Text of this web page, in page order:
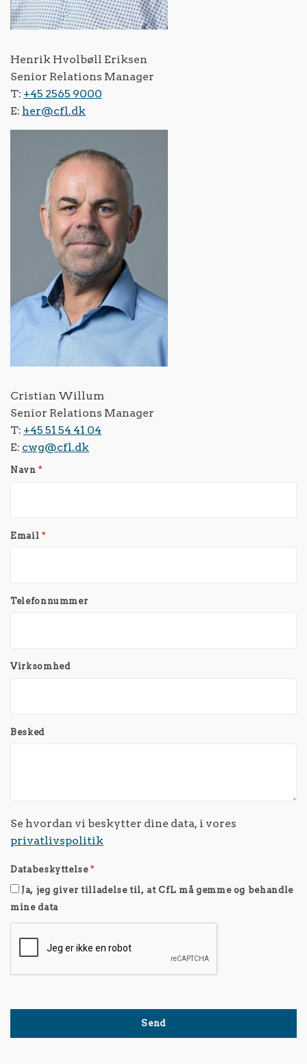
Henrik Hvolbøll Eriksen
Senior Relations Manager
T: +45 2565 9000
E: her@cfl.dk
Cristian Willum
Senior Relations Manager
T: +45 51 54 41 04
E: cwg@cfl.dk
Navn*
Email *
Telefonnummer
Virksomhed
Besked
Se hvordan vi beskytter dine data, i vores
privatlivspolitik
Databeskyttelse*
Ja, jeg giver tilladelse til, at CfL må gemme og behandle
mine data